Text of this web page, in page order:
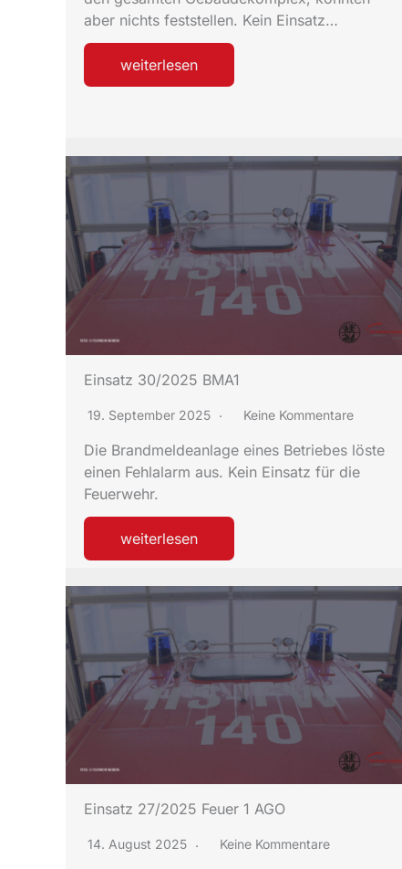
aber nichts feststellen. Kein Einsatz…
weiterlesen
Einsatz 30/2025 BMA1
19. September 2025 Keine Kommentare
Die Brandmeldeanlage eines Betriebes löste
einen Fehlalarm aus. Kein Einsatz für die
Feuerwehr.
weiterlesen
Einsatz 27/2025 Feuer 1 AGO
14. August 2025 Keine Kommentare